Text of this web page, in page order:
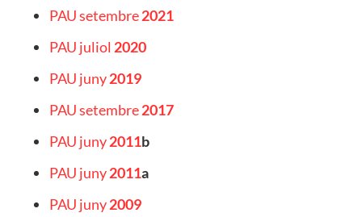
PAU setembre2021
PAU juliol 2020
PAU juny2019
PAU setembre2017
PAU juny2011b
PAU juny2011a
PAU juny2009